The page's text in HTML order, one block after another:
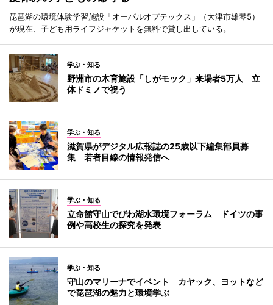
琵琶湖の環境体験学習施設「オーパルオプテックス」（大津市雄琴5）
が現在、子ども用ライフジャケットを無料で貸し出している。
学ぶ・知る
野洲市の木育施設「しがモック」来場者5万人 立
体ドミノで祝う
学ぶ・知る
滋賀県がデジタル広報誌の25歳以下編集部員募
集 若者目線の情報発信へ
学ぶ・知る
立命館守山でびわ湖水環境フォーラム ドイツの事
例や高校生の探究を発表
学ぶ・知る
守山のマリーナでイベント カヤック、ヨットなど
で琵琶湖の魅力と環境学ぶ